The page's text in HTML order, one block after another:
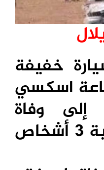
خفيفة
اسكسي
إلى وفاة
سيدتين و إصابة 3 أشخاص